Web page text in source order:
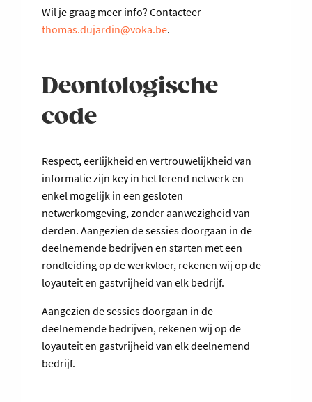
Wil je graag meer info? Contacteer
thomas.dujardin@voka.be.
Deontologische
code
Respect, eerlijkheid en vertrouwelijkheid van
informatie zijn key in het lerend netwerk en
enkel mogelijk in een gesloten
netwerkomgeving, zonder aanwezigheid van
derden. Aangezien de sessies doorgaan in de
deelnemende bedrijven en starten met een
rondleiding op de werkvloer, rekenen wij op de
loyauteit en gastvrijheid van elk bedrijf.
Aangezien de sessies doorgaan in de
deelnemende bedrijven, rekenen wij op de
loyauteit en gastvrijheid van elk deelnemend
bedrijf.